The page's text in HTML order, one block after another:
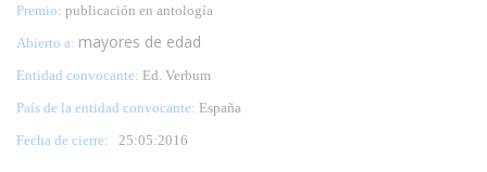
Premio: publicación en antología
Abierto a: mayores de edad
Entidad convocante: Ed. Verbum
País de la entidad convocante: España
Fecha de cierre: 25:05:2016